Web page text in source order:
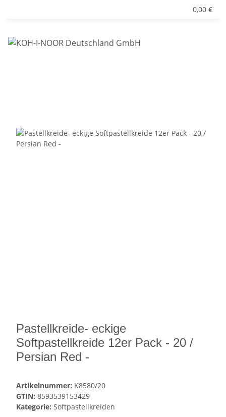
0,00 €
Pastellkreide- eckige
Softpastellkreide 12er Pack - 20 /
Persian Red -
Artikelnummer: K8580/20
GTIN: 8593539153429
Kategorie: Softpastellkreiden